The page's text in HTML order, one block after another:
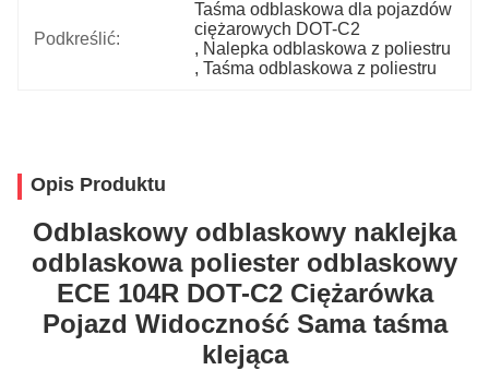
Podkreślić:
Taśma odblaskowa dla pojazdów
ciężarowych DOT-C2
, Nalepka odblaskowa z poliestru
, Taśma odblaskowa z poliestru
Opis Produktu
Odblaskowy odblaskowy naklejka
odblaskowa poliester odblaskowy
ECE 104R DOT-C2 Ciężarówka
Pojazd Widoczność Sama taśma
klejąca